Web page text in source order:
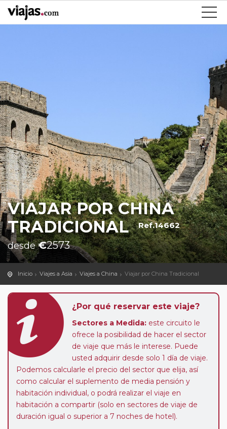
VIAJAR POR CHINA
TRADICIONAL Ref.14662
desde€2573
Inicio Viajes a Asia Viajes a China Viajar por China Tradicional
¿Por qué reservar este viaje?
Sectores a Medida: este circuito le
ofrece la posibilidad de hacer el sector
de viaje que más le interese. Puede
usted adquirir desde solo 1 día de viaje.
Podemos calcularle el precio del sector que elija, así
como calcular el suplemento de media pensión y
habitación individual, o podrá realizar el viaje en
habitación a compartir (solo en sectores de viaje de
duración igual o superior a 7 noches de hotel).